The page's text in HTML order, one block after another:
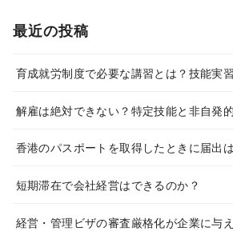
最近の投稿
育成就労制度で必要な講習とは？技能実
解雇は絶対できない？特定技能と非自発
香港のパスポートを取得したときに届出
短期滞在で会社経営はできるのか？
経営・管理ビザの審査厳格化が企業に与